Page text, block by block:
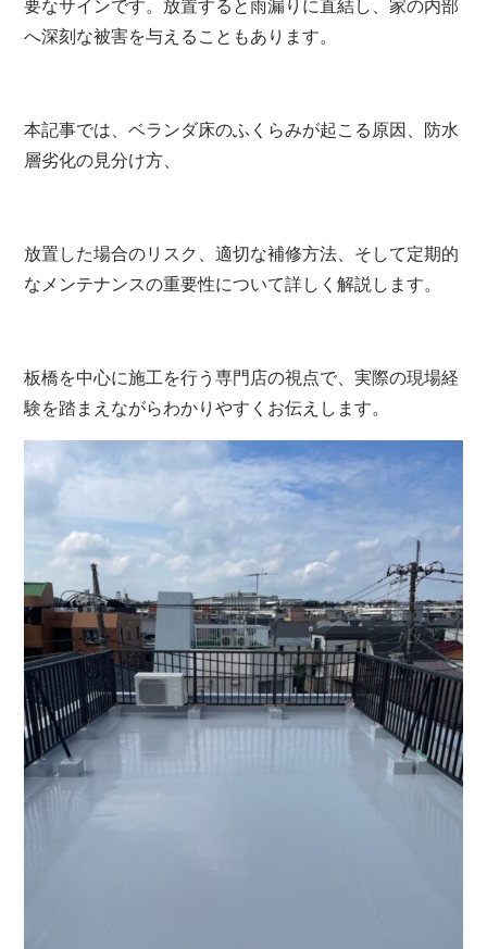
要なサインです。放置すると雨漏りに直結し、家の内部
へ深刻な被害を与えることもあります。
本記事では、ベランダ床のふくらみが起こる原因、防水
層劣化の見分け方、
放置した場合のリスク、適切な補修方法、そして定期的
なメンテナンスの重要性について詳しく解説します。
板橋を中心に施工を行う専門店の視点で、実際の現場経
験を踏まえながらわかりやすくお伝えします。